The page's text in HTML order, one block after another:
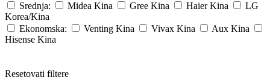
Srednja:
Midea Kina Gree Kina Haier Kina
LG
Korea/Kina
Ekonomska:
Venting Kina Vivax Kina Aux Kina
Hisense Kina
Resetovati filtere